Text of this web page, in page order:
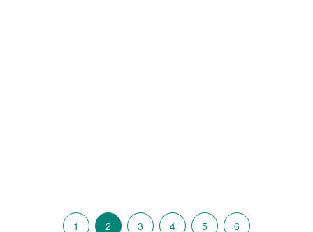
1 2 3 4 5 6